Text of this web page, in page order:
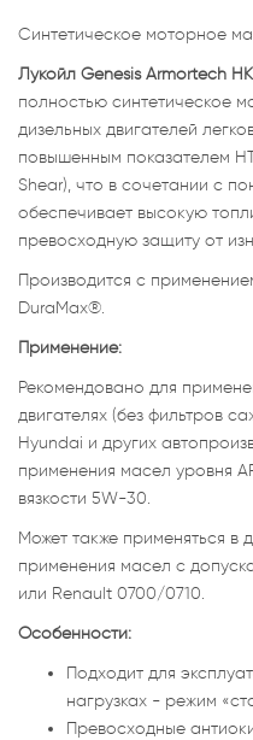
Синтетическое моторное
Лукойл Genesis Armortech
полностью синтетическое
дизельных двигателей
повышенным показателем
Shear), что в сочетании с
обеспечивает высокую
превосходную защиту от
Производится с
DuraMax®.
Применение:
Рекомендовано для
двигателях (без фильтров
Hyundai и других
применения масел уровня
вязкости 5W-30.
Может также применяться в
применения масел с
или Renault 0700/0710.
Особенности:
Подходит для
нагрузках - режим
Превосходные